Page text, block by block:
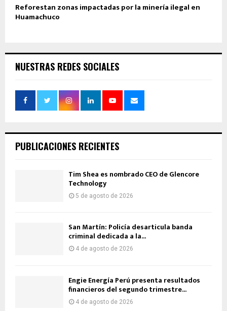
Reforestan zonas impactadas por la minería ilegal en
Huamachuco
NUESTRAS REDES SOCIALES
PUBLICACIONES RECIENTES
Tim Shea es nombrado CEO de Glencore
Technology
5 de agosto de 2026
San Martín: Policía desarticula banda
criminal dedicada a la...
4 de agosto de 2026
Engie Energía Perú presenta resultados
financieros del segundo trimestre...
4 de agosto de 2026